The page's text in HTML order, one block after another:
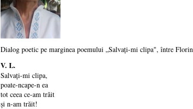
Dialog poetic pe marginea poemului „Salvați-mi clipa", între
V. L.
Salvați-mi clipa,
poate-ncape-n ea
tot ceea ce-am trăit
și n-am trăit!